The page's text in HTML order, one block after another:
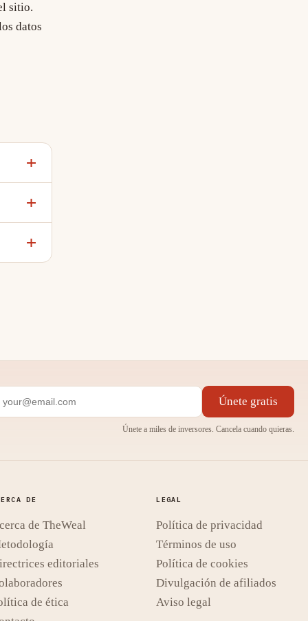
sitio.
datos
Únete gratis
Únete a miles de inversores. Cancela cuando quieras.
DE
de TheWeal
editoriales
de ética
LEGAL
Política de privacidad
Términos de uso
Política de cookies
Divulgación de afiliados
Aviso legal